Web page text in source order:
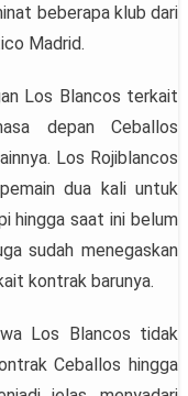
beberapa klub dari
Madrid.
Los Blancos terkait
depan Ceballos
Los Rojiblancos
dua kali untuk
hingga saat ini belum
sudah menegaskan
kontrak barunya.
Los Blancos tidak
Ceballos hingga